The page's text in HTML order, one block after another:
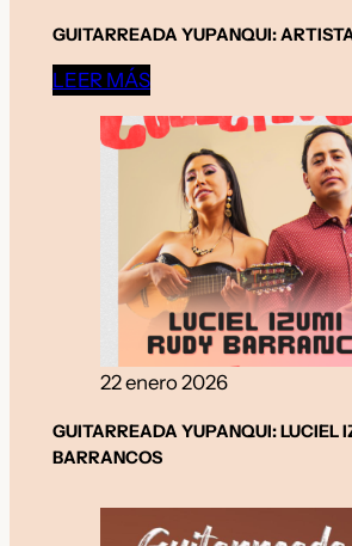
GUITARREADA YUPANQUI:
LEER MÁS
22 enero 2026
GUITARREADA YUPANQUI: LUCIEL
BARRANCOS